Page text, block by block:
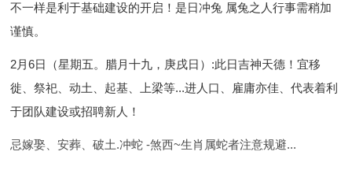
不一样是利于基础建设的开启！是日冲兔 属兔之人行事需稍加
谨慎。
2月6日（星期五。腊月十九，庚戌日） :此日吉神天德！宜移
徙、祭祀、动土、起基、上梁等...进人口、雇庸亦佳、代表着利
于团队建设或招聘新人！
忌嫁娶、安葬、破土.冲蛇 -煞西~生肖属蛇者注意规避...